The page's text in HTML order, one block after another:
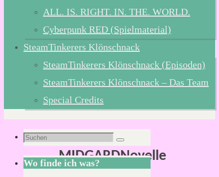
ALL. IS. RIGHT. IN. THE. WORLD.
Cyberpunk RED (Spielmaterial)
SteamTinkerers Klönschnack
SteamTinkerers Klönschnack (Episoden)
SteamTinkerers Klönschnack – Das Team
Special Credits
Schlagwort:
MIDGARDNovelle
Suchen
nach:
Suchen
Wo finde ich was?